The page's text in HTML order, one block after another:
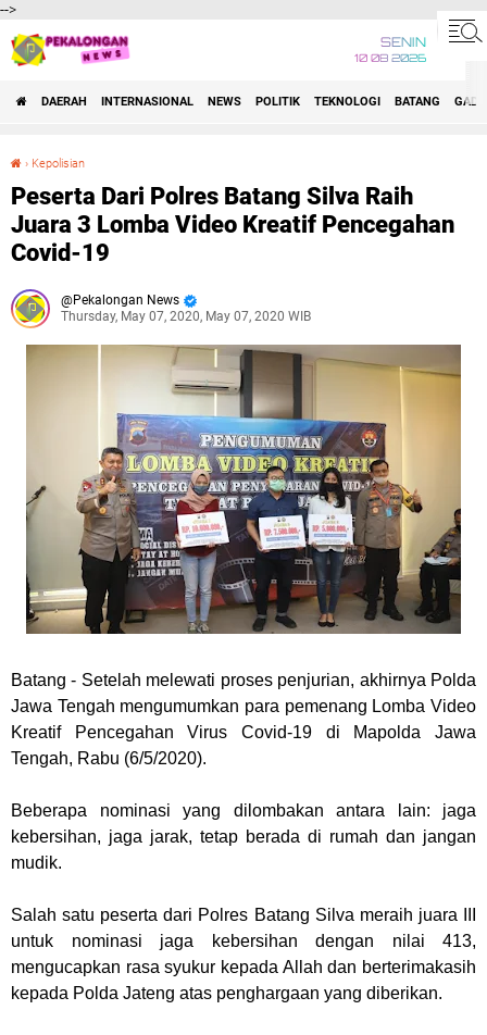
-->
SENIN
10 08 2026
DAERAH INTERNASIONAL NEWS POLITIK TEKNOLOGI BATANG
› Kepolisian
Peserta Dari Polres Batang Silva Raih
Juara 3 Lomba Video Kreatif Pencegahan
Covid-19
Pekalongan News
Thursday, May 07, 2020, May 07, 2020 WIB
Batang - Setelah melewati proses penjurian, akhirnya Polda
Jawa Tengah mengumumkan para pemenang Lomba Video
Kreatif Pencegahan Virus Covid-19 di Mapolda Jawa
Tengah, Rabu (6/5/2020).
Beberapa nominasi yang dilombakan antara lain: jaga
kebersihan, jaga jarak, tetap berada di rumah dan jangan
mudik.
Salah satu peserta dari Polres Batang Silva meraih juara III
untuk nominasi jaga kebersihan dengan nilai 413,
mengucapkan rasa syukur kepada Allah dan berterimakasih
kepada Polda Jateng atas penghargaan yang diberikan.